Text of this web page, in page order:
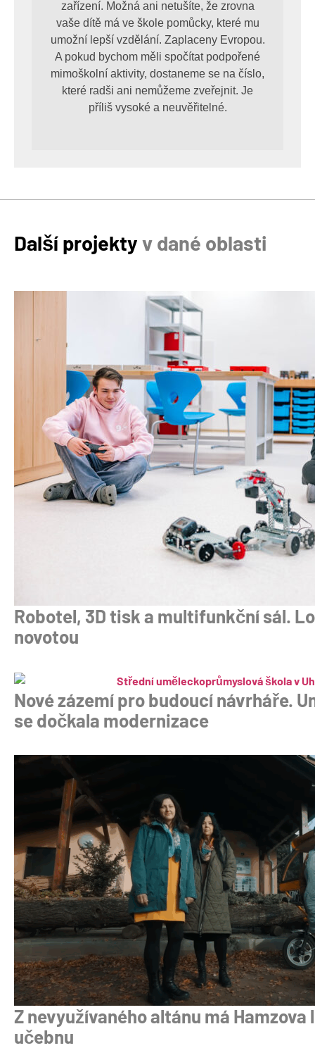
zařízení. Možná ani netušíte, že zrovna
vaše dítě má ve škole pomůcky, které mu
umožní lepší vzdělání. Zaplaceny Evropou.
A pokud bychom měli spočítat podpořené
mimoškolní aktivity, dostaneme se na číslo,
které radši ani nemůžeme zveřejnit. Je
příliš vysoké a neuvěřitelné.
Další projekty v dané oblasti
Robotel, 3D tisk a multifunkční sál.
novotou
Nové zázemí pro budoucí návrháře.
se dočkala modernizace
Z nevyužívaného altánu má
učebnu